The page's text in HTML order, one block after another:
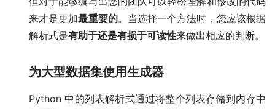
来才是更加最重要的。当选择一个方法时，您应该根据
解析式是有助于还是有损于可读性来做出相应的判断。
为大型数据集使用生成器
Python 中的列表解析式通过将整个列表存储到内存中